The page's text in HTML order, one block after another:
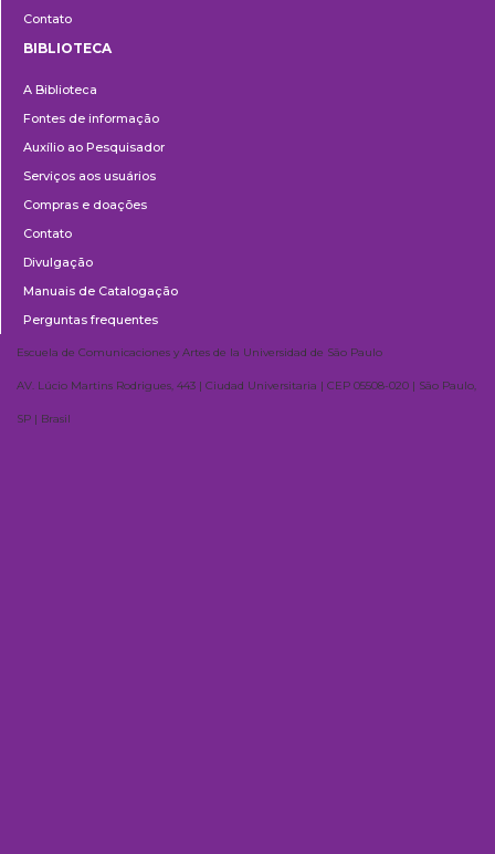
Contato
BIBLIOTECA
A Biblioteca
Fontes de informação
Auxílio ao Pesquisador
Serviços aos usuários
Compras e doações
Contato
Divulgação
Manuais de Catalogação
Perguntas frequentes
Escuela de Comunicaciones y Artes de la Universidad de São Paulo
AV. Lúcio Martins Rodrigues, 443 | Ciudad Universitaria | CEP 05508-020 | São Paulo,
SP | Brasil